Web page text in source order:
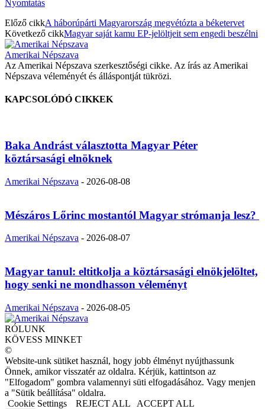
Nyomtatás
Előző cikkA háborúpárti Magyarország megvétózta a béketervet
Következő cikkMagyar saját kamu EP-jelöltjeit sem engedi beszélni
Amerikai Népszava
Az Amerikai Népszava szerkesztőségi cikke. Az írás az Amerikai
Népszava véleményét és álláspontját tükrözi.
KAPCSOLÓDÓ CIKKEK
Baka Andrást választotta Magyar Péter
köztársasági elnöknek
Amerikai Népszava - 2026-08-08
Mészáros Lőrinc mostantól Magyar strómanja lesz?
Amerikai Népszava - 2026-08-07
Magyar tanul: eltitkolja a köztársasági elnökjelöltet,
hogy senki ne mondhasson véleményt
Amerikai Népszava - 2026-08-05
RÓLUNK
KÖVESS MINKET
©
Website-unk sütiket használ, hogy jobb élményt nyújthassunk
Önnek, amikor visszatér az oldalra. Kérjük, kattintson az
"Elfogadom" gombra valamennyi süti elfogadásához. Vagy menjen
a "Sütik beállítása" oldalra.
Cookie Settings
REJECT ALL ACCEPT ALL